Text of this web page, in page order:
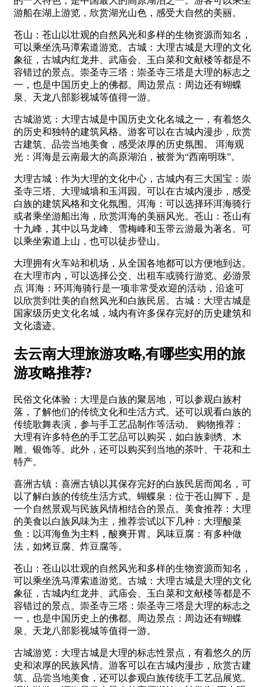
游船在湖上游览，欣赏湖光山色，感受大自然的美丽。
苍山：苍山以壮观的自然风光和多样的生物资源而知名，
可以乘坐洗马潭索道游览。古城：大理古城是大理的文化
象征，古城内红龙井、武庙会、玉白菜和文献楼等都是不
容错过的景点。崇圣寺三塔：崇圣寺三塔是大理的标志之
一，也是中国历史上的佛都。周边景点：周边还有蝴蝶
泉、天龙八部影视城等值得一游。
古城游览：大理古城是中国历史文化名城之一，有着悠久
的历史和独特的建筑风格。游客可以在古城内漫步，欣赏
古建筑、品尝当地美食，感受浓厚的历史氛围。 洱海观
光：洱海是云南最大的高原湖泊，被誉为“西南明珠”。
大理古城：作为大理的文化中心，古城内有三大国宝：崇
圣寺三塔、大理城墙和玉洱园。可以在古城内漫步，感受
白族的建筑风格和文化氛围。洱海：可以选择环洱海骑行
或者乘坐游船出海，欣赏洱海的美丽风光。苍山：苍山有
十九峰，其中以马龙峰、雪梅峰和玉带云游最为著名。可
以乘坐索道上山，也可以徒步登山。
大理拥有火车站和机场，从全国各地都可以方便地到达。
在大理市内，可以选择公交、出租车或骑行游览。必游景
点 洱海：环洱海骑行是一项非常受欢迎的活动，沿途可
以欣赏到壮美的自然风光和白族民居。古城：大理古城是
国家级历史文化名城，城内有许多保存完好的历史建筑和
文化遗迹。
去云南大理旅游攻略,有哪些实用的旅
游攻略推荐?
民俗文化体验：大理是白族的聚居地，可以参观白族村
落，了解他们的传统文化和生活方式。还可以观看白族的
传统歌舞表演，参与手工艺品制作等活动。 购物推荐：
大理有许多特色的手工艺品可以购买，如白族刺绣、木
雕、银饰等。此外，还可以购买到当地的茶叶、干花和土
特产。
喜洲古镇：喜洲古镇以其保存完好的白族民居而闻名，可
以了解白族的传统生活方式。蝴蝶泉：位于苍山脚下，是
一个自然景观与民族风情相结合的景点。美食推荐：大理
的美食以白族风味为主，推荐尝试以下几种：大理酸菜
鱼：以洱海鱼为主料，酸爽开胃。风味豆腐：有多种做
法，如烤豆腐、炸豆腐等。
苍山：苍山以壮观的自然风光和多样的生物资源而知名，
可以乘坐洗马潭索道游览。古城：大理古城是大理的文化
象征，古城内红龙井、武庙会、玉白菜和文献楼等都是不
容错过的景点。崇圣寺三塔：崇圣寺三塔是大理的标志之
一，也是中国历史上的佛都。周边景点：周边还有蝴蝶
泉、天龙八部影视城等值得一游。
古城游览：大理古城是大理的标志性景点，有着悠久的历
史和浓厚的民族风情。游客可以在古城内漫步，欣赏古建
筑、品尝当地美食，还可以参观白族传统手工艺品展览。